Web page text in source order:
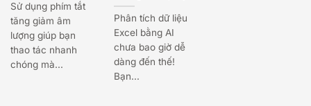
Sử dụng phím tắt
tăng giảm âm
lượng giúp bạn
thao tác nhanh
chóng mà...
Phân tích dữ liệu
Excel bằng AI
chưa bao giờ dễ
dàng đến thế!
Bạn...